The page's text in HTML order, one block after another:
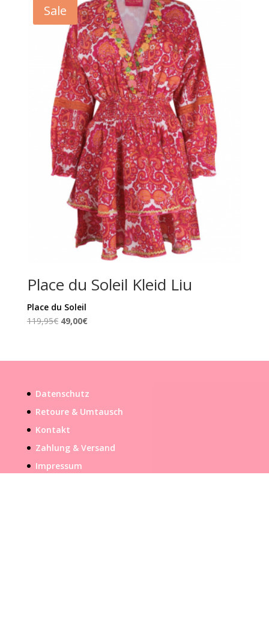
Sale
Place du Soleil Kleid Liu
Place du Soleil
119,95€ Ursprünglicher
119,95€
49,00€Aktueller
49,00€.
Datenschutz
Retoure & Umtausch
Kontakt
Zahlung & Versand
Impressum